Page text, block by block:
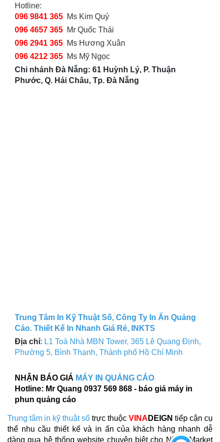
Hotline:
096 9841 365 Ms Kim Quý
096 4657 365 Mr Quốc Thái
096 2941 365 Ms Hương Xuân
096 4212 365 Ms Mỹ Ngọc
Chi nhánh Đà Nẵng: 61 Huỳnh Lý, P. Thuận
Phước, Q. Hải Châu, Tp. Đà Nẵng
Trung Tâm In Kỹ Thuật Số, Công Ty In Ấn Quảng
Cáo. Thiết Kế In Nhanh Giá Rẻ, INKTS
Địa chỉ: L1 Toà Nhà MBN Tower, 365 Lê Quang Định,
Phường 5, Bình Thạnh, Thành phố Hồ Chí Minh
NHẬN BÁO GIÁ MÁY IN QUẢNG CÁO
Hotline: Mr Quang 0937 569 868 - báo giá máy in
phun quảng cáo
Trung tâm in kỹ thuật số trực thuộc VINA DEIGN tiếp cận cụ
thể nhu cầu thiết kế và in ấn của khách hàng nhanh dễ
dàng qua hệ thống website chuyên biệt cho Niche Market